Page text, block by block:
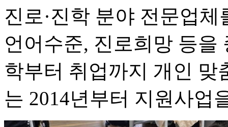
진로·진학 분야 전문업
언어수준, 진로희망 등을
학부터 취업까지 개인 맞
는 2014년부터 지원사업